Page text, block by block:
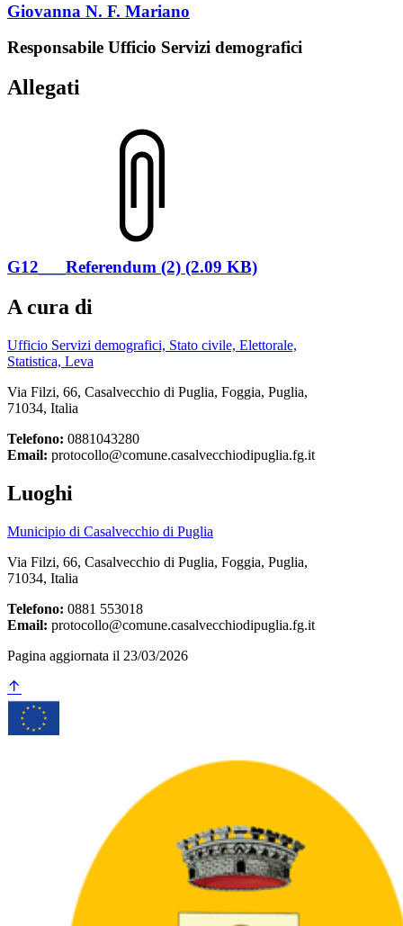
Giovanna N. F. Mariano
Responsabile Ufficio Servizi demografici
Allegati
G12___Referendum (2) (2.09 KB)
A cura di
Ufficio Servizi demografici, Stato civile, Elettorale,
Statistica, Leva
Via Filzi, 66, Casalvecchio di Puglia, Foggia, Puglia,
71034, Italia
Telefono: 0881043280
Email: protocollo@comune.casalvecchiodipuglia.fg.it
Luoghi
Municipio di Casalvecchio di Puglia
Via Filzi, 66, Casalvecchio di Puglia, Foggia, Puglia,
71034, Italia
Telefono: 0881 553018
Email: protocollo@comune.casalvecchiodipuglia.fg.it
Pagina aggiornata il 23/03/2026